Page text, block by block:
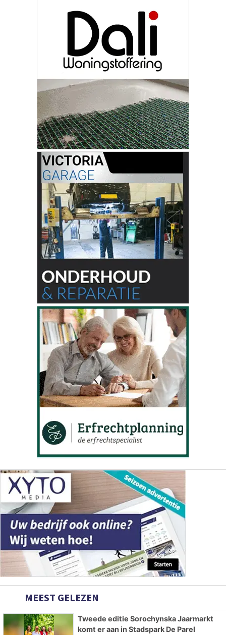
MEEST GELEZEN
Tweede editie Sorochynska Jaarmarkt
komt er aan in Stadspark De Parel